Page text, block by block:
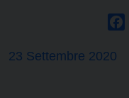
23 Settembre 2020